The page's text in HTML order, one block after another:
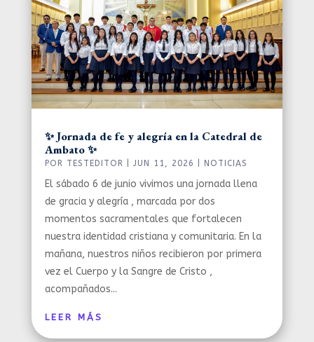
✨ Jornada de fe y alegría en la Catedral de
Ambato ✨
POR TESTEDITOR JUN 11, 2026 NOTICIAS
El sábado 6 de junio vivimos una jornada llena
de gracia y alegría , marcada por dos
momentos sacramentales que fortalecen
nuestra identidad cristiana y comunitaria. En la
mañana, nuestros niños recibieron por primera
vez el Cuerpo y la Sangre de Cristo ,
acompañados...
LEER MÁS